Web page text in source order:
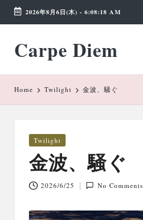
Skip
content
2026年8月6日(木) - 6:08:18 AM
Carpe Diem
Weekend
Wonderland
Home Twilight 金波、騒ぐ
Posted
Twilight
金波、騒ぐ
2026/6/25 No Comments